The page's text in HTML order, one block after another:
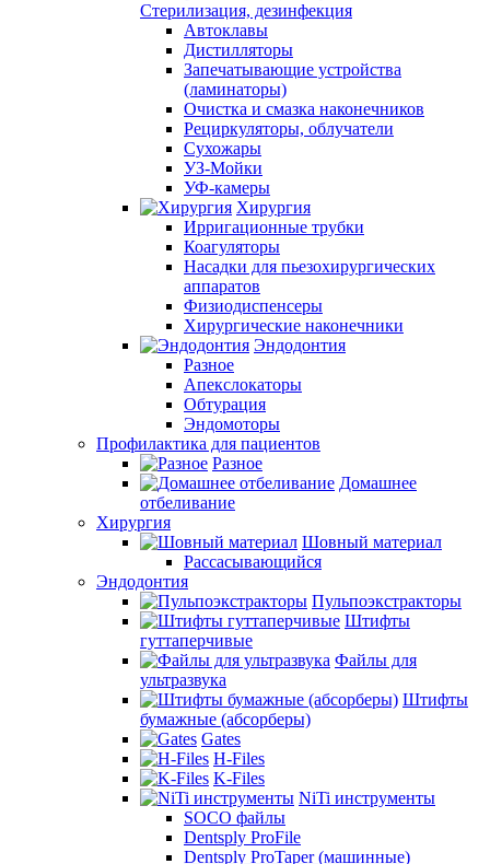
Стерилизация, дезинфекция
Автоклавы
Дистилляторы
Запечатывающие устройства
(ламинаторы)
Очистка и смазка наконечников
Рециркуляторы, облучатели
Сухожары
УЗ-Мойки
УФ-камеры
Хирургия
Ирригационные трубки
Коагуляторы
Насадки для пьезохирургических
аппаратов
Физиодиспенсеры
Хирургические наконечники
Эндодонтия
Разное
Апекслокаторы
Обтурация
Эндомоторы
Профилактика для пациентов
Разное
Домашнее
отбеливание
Хирургия
Шовный материал
Рассасывающийся
Эндодонтия
Пульпоэкстракторы
Штифты
гуттаперчивые
Файлы для
ультразвука
Штифты
бумажные (абсорберы)
Gates
H-Files
K-Files
NiTi инструменты
SOCO файлы
Dentsply ProFile
Dentsply ProTaper (машинные)